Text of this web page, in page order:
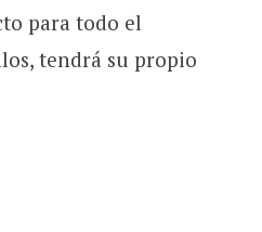
para todo el
tendrá su propio